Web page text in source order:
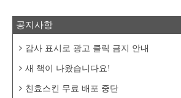
공지사항
감사 표시로 광고 클릭 금지 안내
새 책이 나왔습니다요!
친효스킨 무료 배포 중단